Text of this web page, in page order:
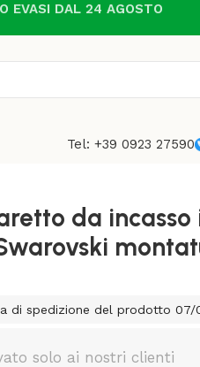
EVASI DAL 24 AGOSTO
Tel: +39 0923 27590
da incasso
di spedizione del prodotto
solo ai nostri clienti